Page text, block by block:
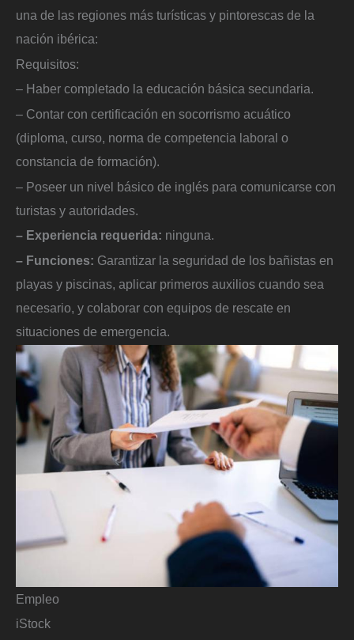
una de las regiones más turísticas y pintorescas de la
nación ibérica:
Requisitos:
– Haber completado la educación básica secundaria.
– Contar con certificación en socorrismo acuático
(diploma, curso, norma de competencia laboral o
constancia de formación).
– Poseer un nivel básico de inglés para comunicarse con
turistas y autoridades.
– Experiencia requerida: ninguna.
– Funciones: Garantizar la seguridad de los bañistas en
playas y piscinas, aplicar primeros auxilios cuando sea
necesario, y colaborar con equipos de rescate en
situaciones de emergencia.
Empleo
iStock